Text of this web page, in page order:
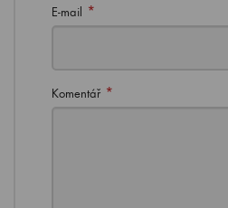
E-mail *
Komentář *